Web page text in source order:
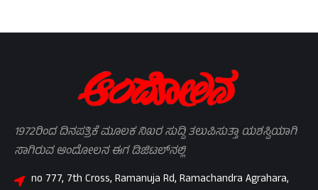
1972ರಿಂದ ದಿನಪತ್ರಿಕೆ ಮೂಲಕ ನಿಖರ ಸುದ್ದಿ ತಲುಪಿಸುತ್ತಾ ಯಶಸ್ವಿಯಾಗಿ
ಸಾಗಿರುವ ಆಂದೋಲನ ಈಗ ಡಿಜಿಟಲ್‌ನಲ್ಲಿ
no 777, 7th Cross, Ramanuja Rd, Ramachandra Agrahara,